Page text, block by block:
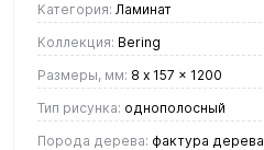
Категория: Ламинат
Коллекция: Bering
Размеры, мм: 8 x 157 x 1200
Тип рисунка: однополосный
Порода дерева: фактура дерева